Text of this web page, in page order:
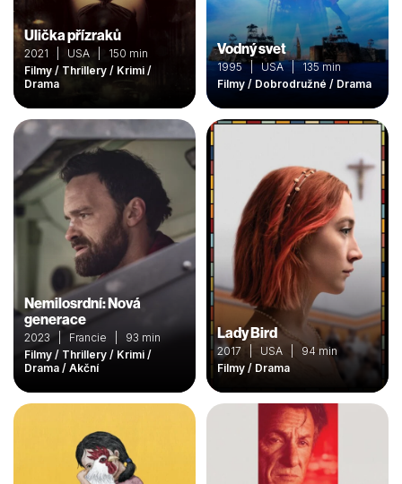
Ulička přízraků
2021 | USA | 150 min
Filmy / Thrillery / Krimi /
Drama
Vodný svet
1995 | USA | 135 min
Filmy / Dobrodružné / Drama
Nemilosrdní: Nová
generace
2023 | Francie | 93 min
Filmy / Thrillery / Krimi /
Drama / Akční
Lady Bird
2017 | USA | 94 min
Filmy / Drama